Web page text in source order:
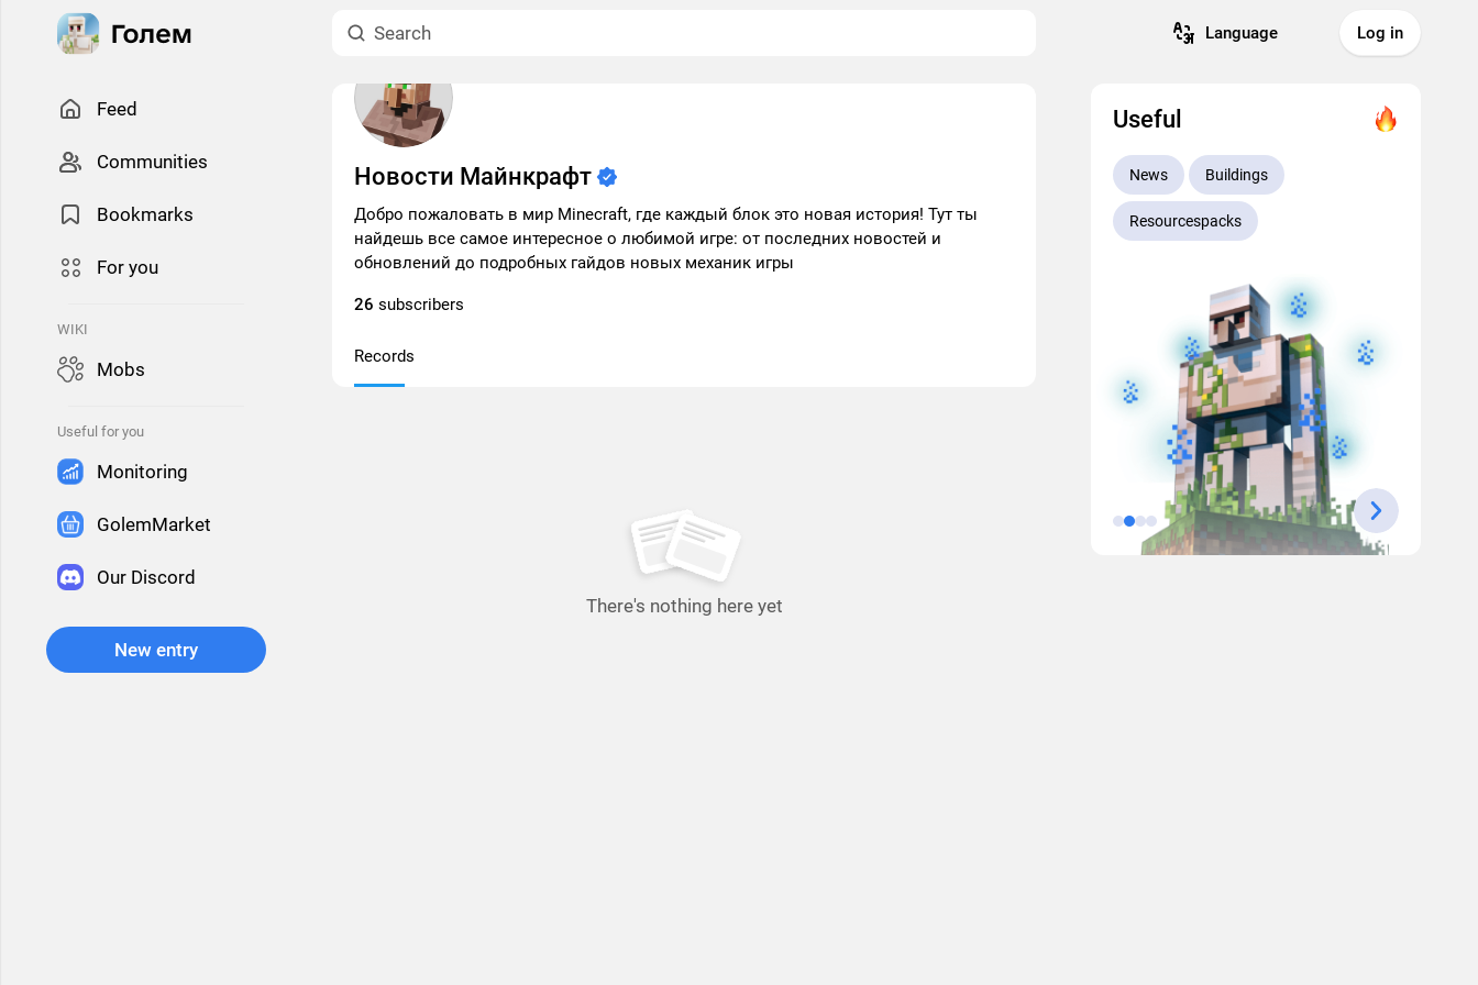
Language Log in
Feed
Сommunities
Bookmarks
For you
WIKI
Mobs
Useful for you
Monitoring
GolemMarket
Our Discord
New entry
Новости Майнкрафт
Добро пожаловать в мир Minecraft, где каждый блок это новая история! Тут ты
найдешь все самое интересное о любимой игре: от последних новостей и
обновлений до подробных гайдов новых механик игры
26 subscribers
Records
There's nothing here yet
Useful
News Buildings
Resourcespacks